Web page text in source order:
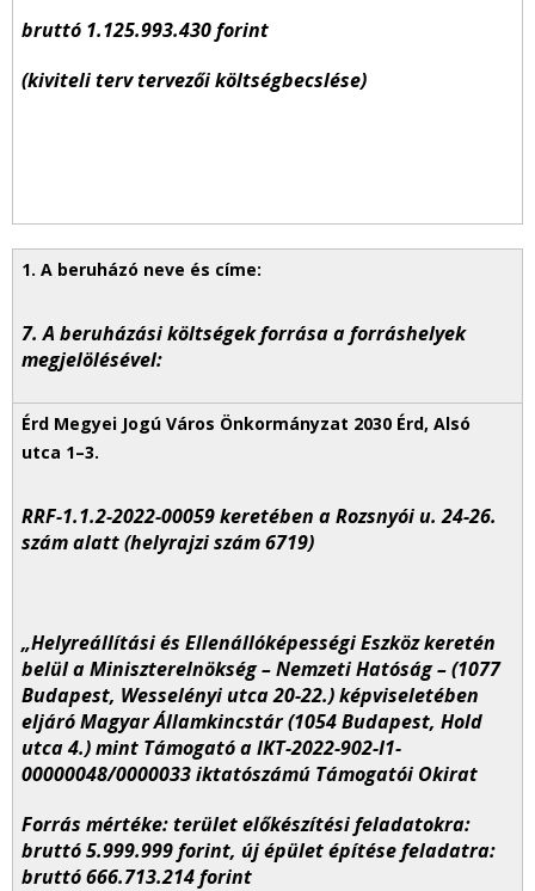
bruttó 1.125.993.430 forint
(kiviteli terv tervezői költségbecslése)
7. A beruházási költségek forrása a forráshelyek
megjelölésével:
RRF-1.1.2-2022-00059 keretében a Rozsnyói u. 24-26.
szám alatt (helyrajzi szám 6719)
„Helyreállítási és Ellenállóképességi Eszköz keretén
belül a Miniszterelnökség – Nemzeti Hatóság – (1077
Budapest, Wesselényi utca 20-22.) képviseletében
eljáró Magyar Államkincstár (1054 Budapest, Hold
utca 4.) mint Támogató a IKT-2022-902-I1-
00000048/0000033 iktatószámú Támogatói Okirat
Forrás mértéke: terület előkészítési feladatokra:
bruttó 5.999.999 forint, új épület építése feladatra:
bruttó 666.713.214 forint